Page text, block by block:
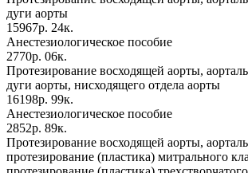
дуги аорты
15967р. 24к.
Анестезиологическое пособие
2770р. 06к.
Протезирование восходящей аорты,
дуги аорты, нисходящего отдела аорты
16198р. 99к.
Анестезиологическое пособие
2852р. 89к.
Протезирование восходящей аорты,
протезирование (пластика) митрального